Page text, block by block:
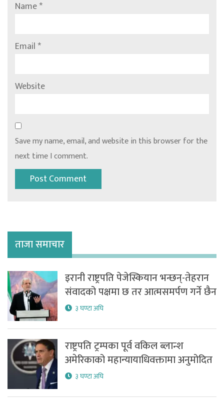
Name*
Email*
Website
Save my name, email, and website in this browser for the
next time I comment.
ताजा समाचार
इरानी राष्ट्रपति पेजेस्कियान भन्छन्-तेहरान
संवादको पक्षमा छ तर आत्मसमर्पण गर्ने छैन
३ घण्टा अघि
राष्ट्रपति ट्रम्पका पूर्व वकिल ब्लान्श
अमेरिकाको महान्यायाधिवक्तामा अनुमोदित
३ घण्टा अघि